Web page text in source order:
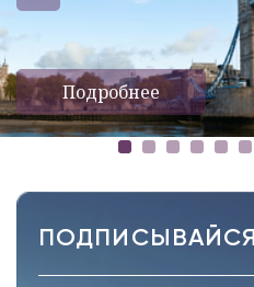
Подробнее
ПОДПИСЫВАЙСЯ